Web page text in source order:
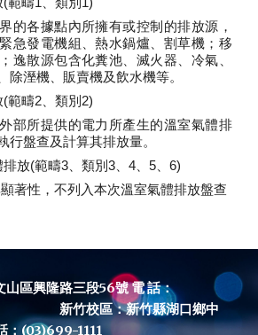
的各據點內所擁有或控制的排放源，
急發電機組、熱水鍋爐、割草機；移
逸散源包含化糞池、滅火器、冷氣、
除溼機、販賣機及飲水機等。
範疇2、類別2)
部所提供的電力所產生的溫室氣體排
行盤查及計算其排放量。
放(範疇3、類別3、4、5、6)
著性，不列入本次溫室氣體排放盤查
山區興隆路三段56號 電 話：
新竹校區：新竹縣湖口鄉中
：(03)699-1111